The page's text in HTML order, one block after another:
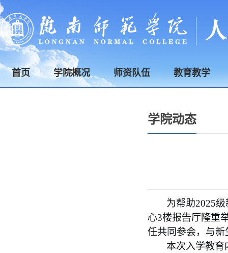
首页 学院概况 师资队伍 教育教学
学院动态
为帮助2025
心3楼报告厅隆重
任共同参会，与
本次入学教育